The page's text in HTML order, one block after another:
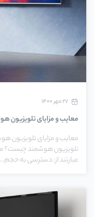
۲۷ مهر ۱۴۰۰
معایب و مزایای تلویزیون
معایب و مزایای تلویزیون
تلویزیون هوشمند چیست؟
عبارتند از: دسترسی به حجم…